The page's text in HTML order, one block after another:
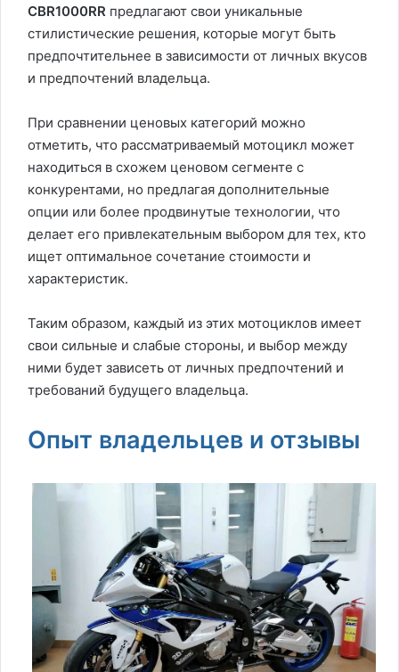
CBR1000RR предлагают свои уникальные
стилистические решения, которые могут быть
предпочтительнее в зависимости от личных вкусов
и предпочтений владельца.
При сравнении ценовых категорий можно
отметить, что рассматриваемый мотоцикл может
находиться в схожем ценовом сегменте с
конкурентами, но предлагая дополнительные
опции или более продвинутые технологии, что
делает его привлекательным выбором для тех, кто
ищет оптимальное сочетание стоимости и
характеристик.
Таким образом, каждый из этих мотоциклов имеет
свои сильные и слабые стороны, и выбор между
ними будет зависеть от личных предпочтений и
требований будущего владельца.
Опыт владельцев и отзывы